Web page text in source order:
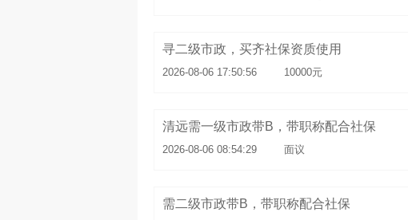
寻二级市政，买齐社保资质使用
2026-08-06 17:50:56 10000元
清远需一级市政带B，带职称配合社保
2026-08-06 08:54:29 面议
需二级市政带B，带职称配合社保